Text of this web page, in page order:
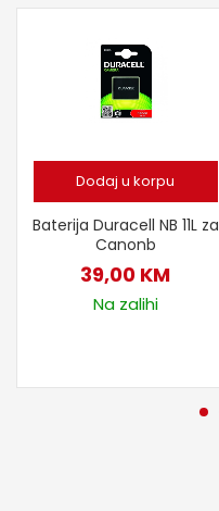
Dodaj u korpu
Baterija Duracell NB 11L za
Canonb
39,00 KM
Na zalihi